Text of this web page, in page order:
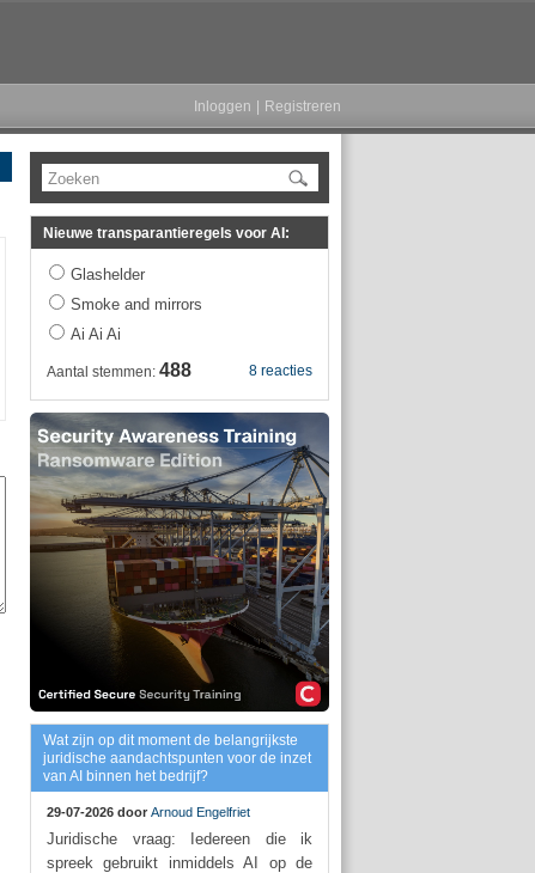
Inloggen Registreren
Zoeken
Nieuwe transparantieregels voor AI:
Glashelder
Smoke and mirrors
Ai Ai Ai
8 reacties
Aantal stemmen: 488
Wat zijn op dit moment de belangrijkste
juridische aandachtspunten voor de inzet
van AI binnen het bedrijf?
29-07-2026 door Arnoud Engelfriet
Juridische vraag: Iedereen die ik
spreek gebruikt inmiddels AI op de